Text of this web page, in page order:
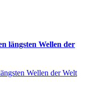
längsten Wellen der
Wellen der Welt